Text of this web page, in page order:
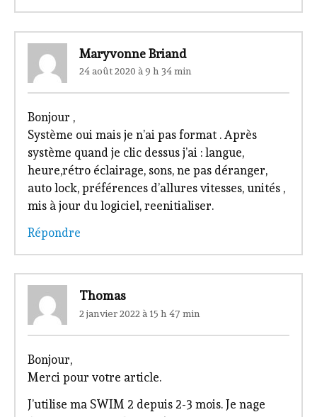
Maryvonne Briand
24 août 2020 à 9 h 34 min
Bonjour ,
Système oui mais je n’ai pas format . Après
système quand je clic dessus j’ai : langue,
heure,rétro éclairage, sons, ne pas déranger,
auto lock, préférences d’allures vitesses, unités ,
mis à jour du logiciel, reenitialiser.
Répondre
Thomas
2 janvier 2022 à 15 h 47 min
Bonjour,
Merci pour votre article.
J’utilise ma SWIM 2 depuis 2-3 mois. Je nage